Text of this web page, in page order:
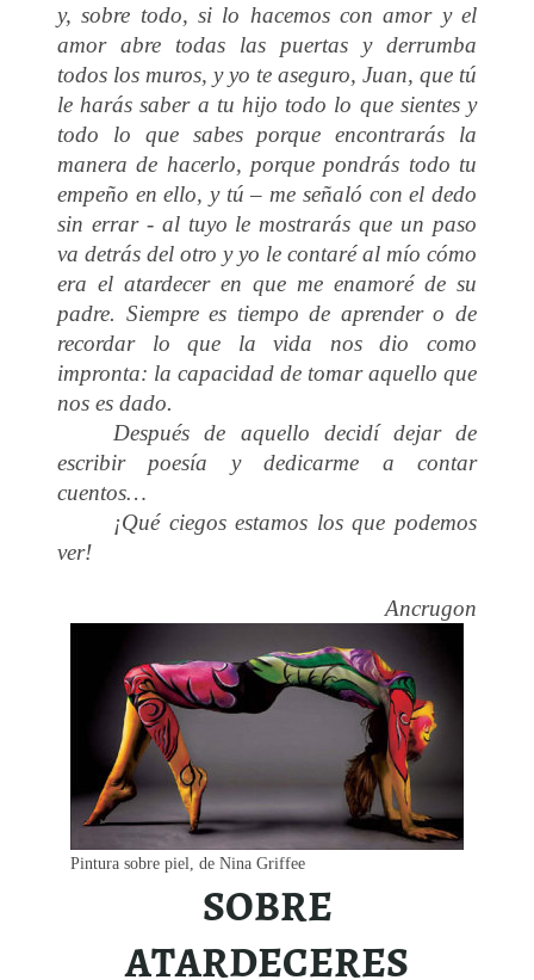
y, sobre todo, si lo hacemos con amor y el
amor abre todas las puertas y derrumba
todos los muros, y yo te aseguro, Juan, que tú
le harás saber a tu hijo todo lo que sientes y
todo lo que sabes porque encontrarás la
manera de hacerlo, porque pondrás todo tu
empeño en ello, y tú – me señaló con el dedo
sin errar - al tuyo le mostrarás que un paso
va detrás del otro y yo le contaré al mío cómo
era el atardecer en que me enamoré de su
padre. Siempre es tiempo de aprender o de
recordar lo que la vida nos dio como
impronta: la capacidad de tomar aquello que
nos es dado.
Después de aquello decidí dejar de
escribir poesía y dedicarme a contar
cuentos…
¡Qué ciegos estamos los que podemos
ver!
Ancrugon
Pintura sobre piel, de Nina Griffee
SOBRE
ATARDECERES